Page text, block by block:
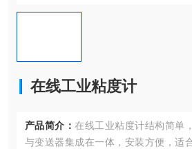
在线工业粘度计
产品简介： 在线工业粘度计结构简单
与变送器集成在一体，安装方便，适